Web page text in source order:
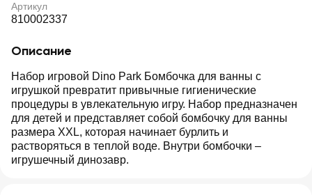
Артикул
810002337
Описание
Набор игровой Dino Park Бомбочка для ванны с
игрушкой превратит привычные гигиенические
процедуры в увлекательную игру. Набор предназначен
для детей и представляет собой бомбочку для ванны
размера XXL, которая начинает бурлить и
растворяться в теплой воде. Внутри бомбочки –
игрушечный динозавр.